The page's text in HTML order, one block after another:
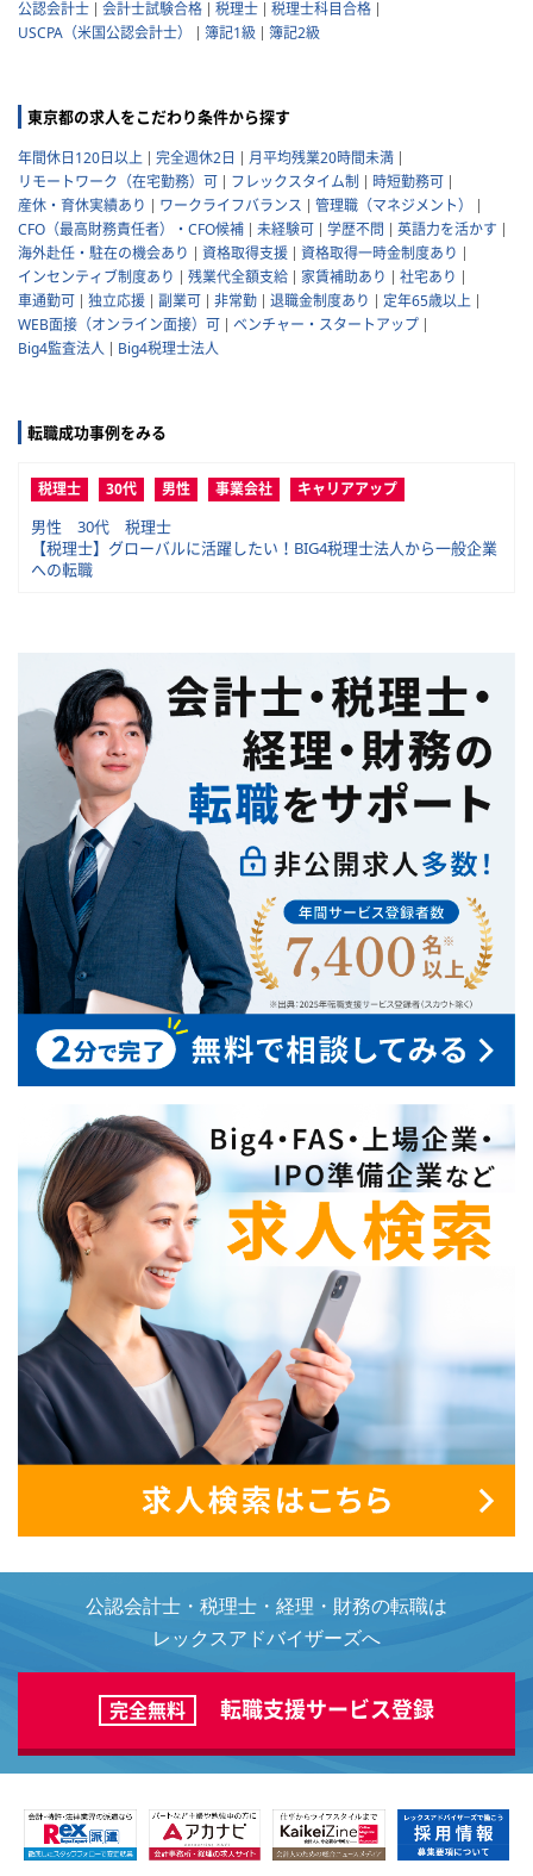
公認会計士 会計士試験合格 税理士
税理士科目合格
USCPA（米国公認会計士）
簿記1級 簿記2級
東京都の求人をこだわり条件から探す
年間休日120日以上 完全週休2日
月平均残業20時間未満
リモートワーク（在宅勤務）可
フレックスタイム制
時短勤務可
産休・育休実績あり
ワークライフバランス
管理職（マネジメント）
CFO（最高財務責任者）・CFO候補
未経験可 学歴不問
英語力を活かす
海外赴任・駐在の機会あり
資格取得支援
資格取得一時金制度あり
インセンティブ制度あり
残業代全額支給 家賃補助あり
社宅あり
車通勤可
独立応援 副業可 非常勤 退職金制度あり
定年65歳以上
WEB面接（オンライン面接）可
ベンチャー・スタートアップ
Big4監査法人
Big4税理士法人
転職成功事例をみる
税理士 30代 男性 事業会社 キャリアアップ
男性 30代 税理士
【税理士】グローバルに活躍したい！BIG4税理士法人から一般企業
への転職
公認会計士・税理士・経理・財務の転職は
レックスアドバイザーズへ
完全無料 転職支援サービス登録